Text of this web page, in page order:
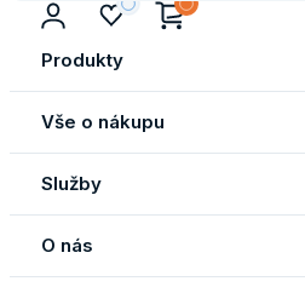
Produkty
Vše o nákupu
Služby
O nás